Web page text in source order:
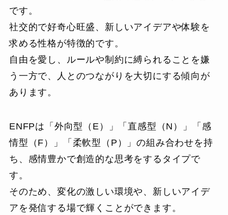
です。
社交的で好奇心旺盛、新しいアイデアや体験を
求める性格が特徴的です。
自由を愛し、ルールや制約に縛られることを嫌
う一方で、人とのつながりを大切にする傾向が
あります。
ENFPは「外向型（E）」「直感型（N）」「感
情型（F）」「柔軟型（P）」の組み合わせを持
ち、感情豊かで創造的な思考をするタイプで
す。
そのため、変化の激しい環境や、新しいアイデ
アを発信する場で輝くことができます。